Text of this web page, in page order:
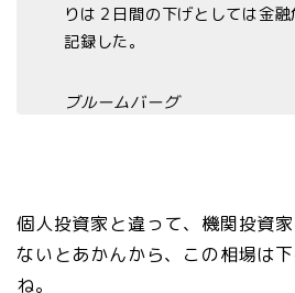
りは２日間の下げとしては金
記録した。
ブルームバーグ
個人投資家と違って、機関投資
ないとあかんから、この相場は
ね。